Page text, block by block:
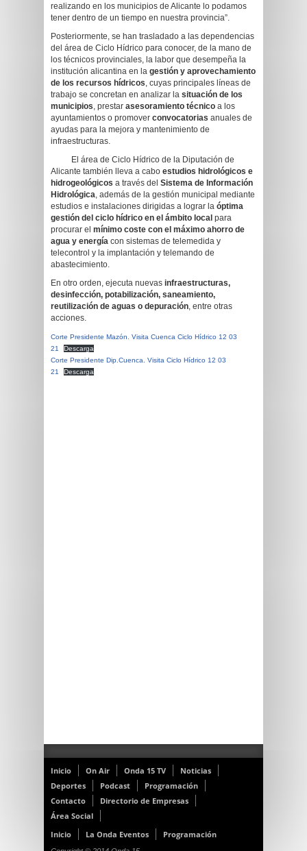
realizando en los municipios de Alicante lo podamos
tener dentro de un tiempo en nuestra provincia”.
Posteriormente, se han trasladado a las dependencias
del área de Ciclo Hídrico para conocer, de la mano de
los técnicos provinciales, la labor que desempeña la
institución alicantina en la gestión y aprovechamiento
de los recursos hídricos, cuyas principales líneas de
trabajo se concretan en analizar la situación de los
municipios, prestar asesoramiento técnico a los
ayuntamientos o promover convocatorias anuales de
ayudas para la mejora y mantenimiento de
infraestructuras.
El área de Ciclo Hídrico de la Diputación de
Alicante también lleva a cabo estudios hidrológicos e
hidrogeológicos a través del Sistema de Información
Hidrológica, además de la gestión municipal mediante
estudios e instalaciones dirigidas a lograr la óptima
gestión del ciclo hídrico en el ámbito local para
procurar el mínimo coste con el máximo ahorro de
agua y energía con sistemas de telemedida y
telecontrol y la implantación y telemando de
abastecimiento.
En otro orden, ejecuta nuevas infraestructuras,
desinfección, potabilización, saneamiento,
reutilización de aguas o depuración, entre otras
acciones.
Corte Presidente Mazón. Visita Cuenca Ciclo Hídrico 12 03
21
Descarga
Corte Presidente Dip.Cuenca. Visita Ciclo Hídrico 12 03
21
Descarga
Inicio On Air Onda 15 TV
Noticias
Deportes
Podcast
Programación
Contacto
Directorio de Empresas
Área Social
Inicio
La Onda Eventos Programación